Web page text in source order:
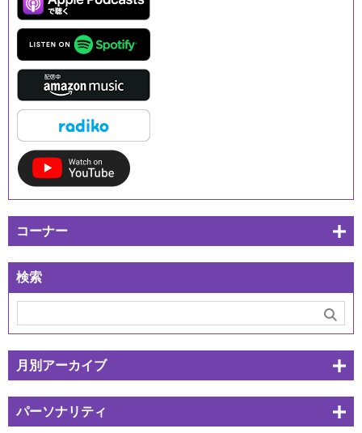
コーナー
検索
月別アーカイブ
パーソナリティ